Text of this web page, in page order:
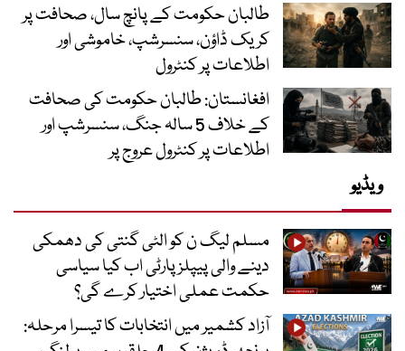
طالبان حکومت کے پانچ سال، صحافت پر
کریک ڈاؤن، سنسرشپ، خاموشی اور
اطلاعات پر کنٹرول
افغانستان: طالبان حکومت کی صحافت
کے خلاف 5 سالہ جنگ، سنسرشپ اور
اطلاعات پر کنٹرول عروج پر
ویڈیو
مسلم لیگ ن کو الٹی گنتی کی دھمکی
دینے والی پیپلز پارٹی اب کیا سیاسی
حکمت عملی اختیار کرے گی؟
آزاد کشمیر میں انتخابات کا تیسرا مرحلہ: